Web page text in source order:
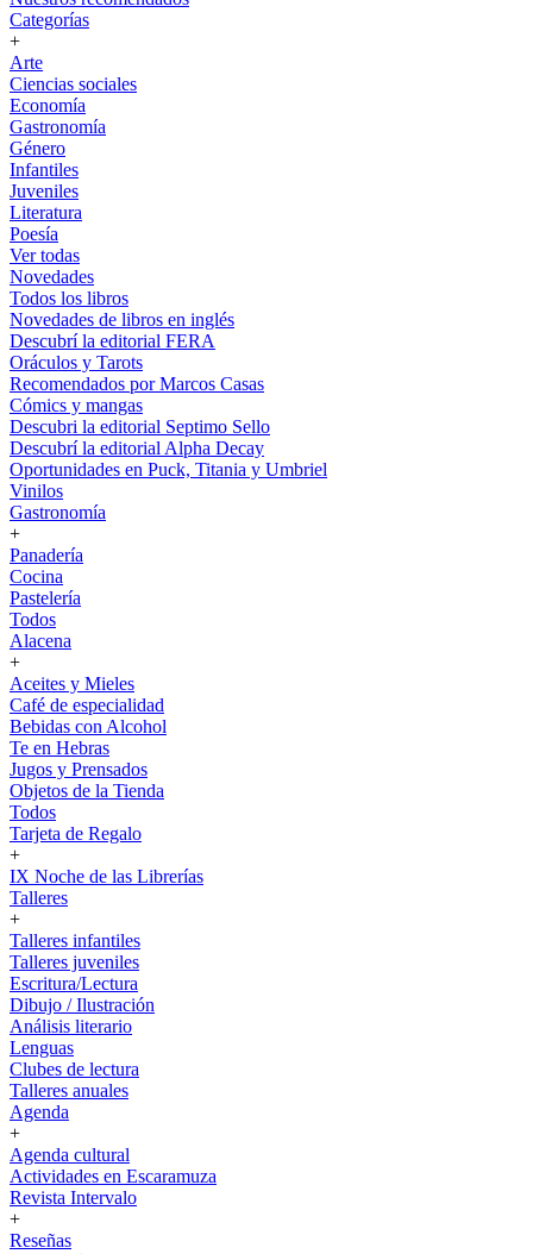
Categorías
+
Arte
Ciencias sociales
Economía
Gastronomía
Género
Infantiles
Juveniles
Literatura
Poesía
Ver todas
Novedades
Todos los libros
Novedades de libros en inglés
Descubrí la editorial FERA
Oráculos y Tarots
Recomendados por Marcos Casas
Cómics y mangas
Descubri la editorial Septimo Sello
Descubrí la editorial Alpha Decay
Oportunidades en Puck, Titania y Umbriel
Vinilos
Gastronomía
+
Panadería
Cocina
Pastelería
Todos
Alacena
+
Aceites y Mieles
Café de especialidad
Bebidas con Alcohol
Te en Hebras
Jugos y Prensados
Objetos de la Tienda
Todos
Tarjeta de Regalo
+
IX Noche de las Librerías
Talleres
+
Talleres infantiles
Talleres juveniles
Escritura/Lectura
Dibujo / Ilustración
Análisis literario
Lenguas
Clubes de lectura
Talleres anuales
Agenda
+
Agenda cultural
Actividades en Escaramuza
Revista Intervalo
+
Reseñas